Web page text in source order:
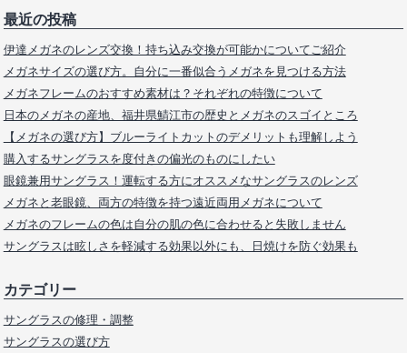
最近の投稿
伊達メガネのレンズ交換！持ち込み交換が可能かについてご紹介
メガネサイズの選び方。自分に一番似合うメガネを見つける方法
メガネフレームのおすすめ素材は？それぞれの特徴について
日本のメガネの産地、福井県鯖江市の歴史とメガネのスゴイところ
【メガネの選び方】ブルーライトカットのデメリットも理解しよう
購入するサングラスを度付きの偏光のものにしたい
眼鏡兼用サングラス！運転する方にオススメなサングラスのレンズ
メガネと老眼鏡、両方の特徴を持つ遠近両用メガネについて
メガネのフレームの色は自分の肌の色に合わせると失敗しません
サングラスは眩しさを軽減する効果以外にも、日焼けを防ぐ効果も
カテゴリー
サングラスの修理・調整
サングラスの選び方